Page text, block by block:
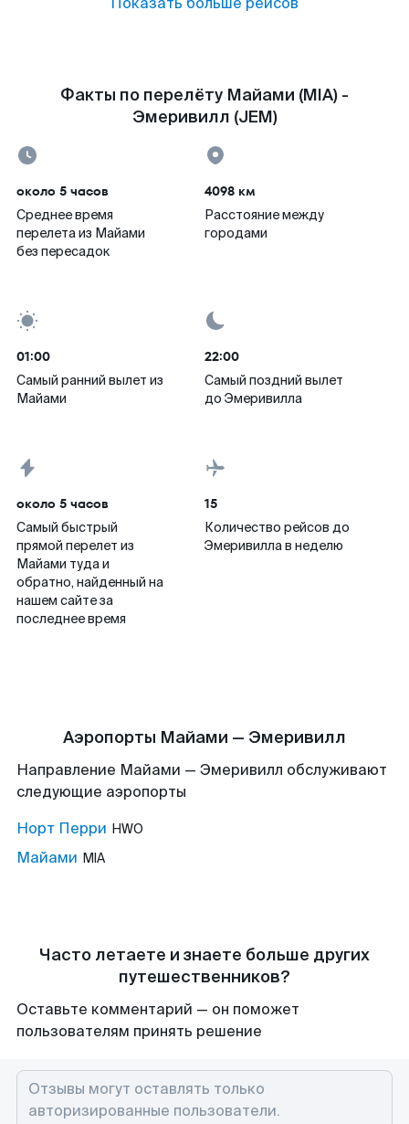
Факты по перелёту Майами (MIA) -
Эмеривилл (JEM)
около 5 часов
Среднее время
перелета из Майами
без пересадок
4098 км
Расстояние между
городами
01:00
Самый ранний вылет из
Майами
22:00
Самый поздний вылет
до Эмеривилла
около 5 часов
Самый быстрый
прямой перелет из
Майами туда и
обратно, найденный на
нашем сайте за
последнее время
15
Количество рейсов до
Эмеривилла в неделю
Аэропорты Майами — Эмеривилл
Направление Майами — Эмеривилл обслуживают
следующие аэропорты
Норт Перри HWO
Майами MIA
Часто летаете и знаете больше других
путешественников?
Оставьте комментарий — он поможет
пользователям принять решение